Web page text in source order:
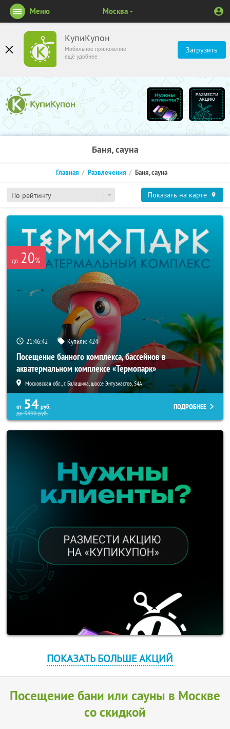
КупиКупон
Мобильное приложение
ещё удобнее
Загрузить
Меню Москва
Баня, сауна
По рейтингу
Главная Развлечения Баня, сауна
Показать на карте
до 20%
21:46:41 Купили:424
Посещение банного комплекса, бассейнов в
акватермальном комплексе «Термопарк»
Московская обл., г. Балашиха, шоссе Энтузиастов, 54А
от 54 руб.
до3490руб.
ПОДРОБНЕЕ
ПОКАЗАТЬ БОЛЬШЕ АКЦИЙ
Посещение бани или сауны в Москве
со скидкой